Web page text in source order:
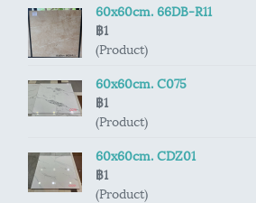
60x60cm. 66DB-R11
฿1
(Product)
60x60cm. C075
฿1
(Product)
60x60cm. CDZ01
฿1
(Product)